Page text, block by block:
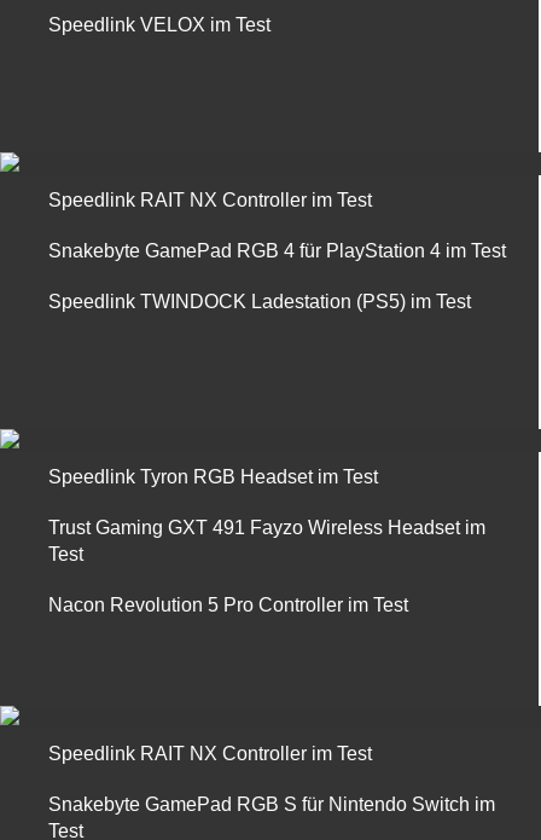
Speedlink VELOX im Test
Speedlink RAIT NX Controller im Test
Snakebyte GamePad RGB 4 für PlayStation 4 im Test
Speedlink TWINDOCK Ladestation (PS5) im Test
Speedlink Tyron RGB Headset im Test
Trust Gaming GXT 491 Fayzo Wireless Headset im
Test
Nacon Revolution 5 Pro Controller im Test
Speedlink RAIT NX Controller im Test
Snakebyte GamePad RGB S für Nintendo Switch im
Test